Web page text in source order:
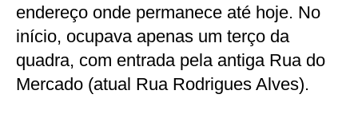
endereço onde permanece até hoje. No
início, ocupava apenas um terço da
quadra, com entrada pela antiga Rua do
Mercado (atual Rua Rodrigues Alves).